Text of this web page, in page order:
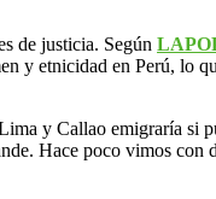
de justicia. Según
y etnicidad en Perú, lo
y Callao emigraría si
Hace poco vimos con